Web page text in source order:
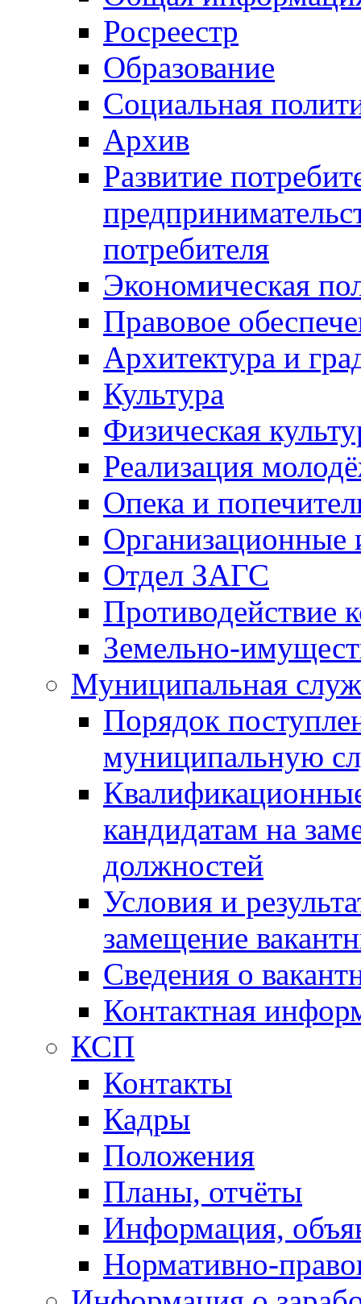
Росреестр
Образование
Социальная
Архив
Развитие
потребителя
Экономическая
Правовое
Архитектура и
Культура
Физическая
Реализация
Опека и
Отдел ЗАГС
Противодействие
Земельно-
Муниципальная
Порядок
муниципальную
кандидатам на
должностей
Условия и
замещение
Сведения о
Контактная
КСП
Контакты
Кадры
Положения
Планы, отчёты
Информация,
Нормативно-